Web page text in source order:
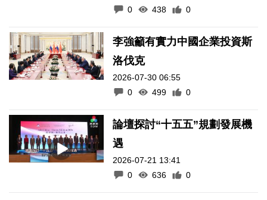
0
438 0
李強籲有實力中國企業投資斯
洛伐克
2026-07-30 06:55
0
499 0
論壇探討“十五五”規劃發展機
遇
2026-07-21 13:41
0
636 0